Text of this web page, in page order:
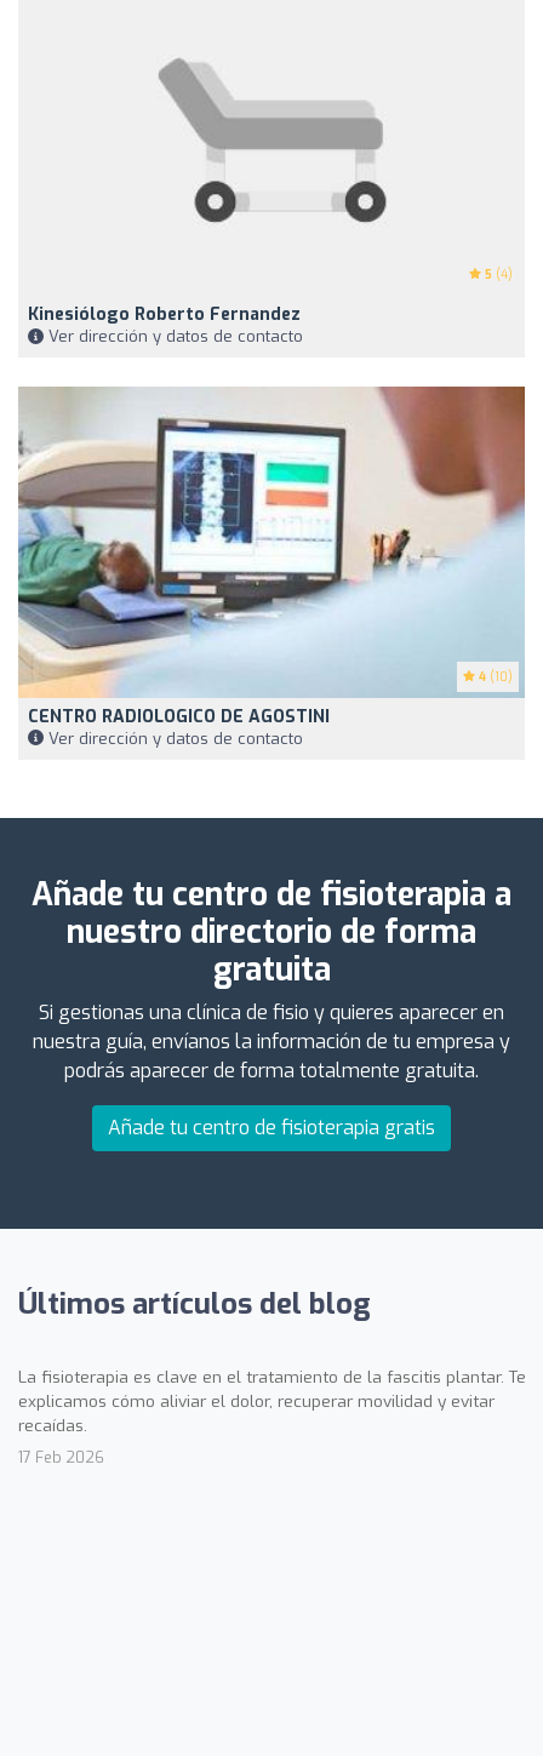
5 (4)
Kinesiólogo Roberto Fernandez
Ver dirección y datos de contacto
4 (10)
CENTRO RADIOLOGICO DE AGOSTINI
Ver dirección y datos de contacto
Añade tu centro de fisioterapia a
nuestro directorio de forma
gratuita
Si gestionas una clínica de fisio y quieres aparecer en
nuestra guía, envíanos la información de tu empresa y
podrás aparecer de forma totalmente gratuita.
Añade tu centro de fisioterapia gratis
Últimos artículos del blog
La fisioterapia es clave en el tratamiento de la fascitis plantar. Te
explicamos cómo aliviar el dolor, recuperar movilidad y evitar
recaídas.
17 Feb 2026